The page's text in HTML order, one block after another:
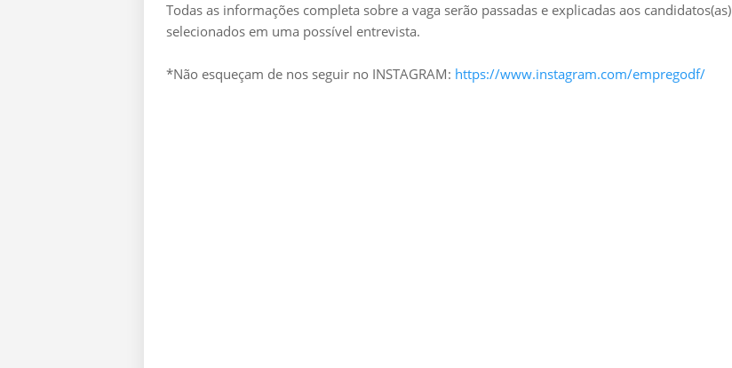
Todas as informações completa sobre a vaga serão passadas e explicadas aos candidatos(as)
selecionados em uma possível entrevista.
*Não esqueçam de nos seguir no INSTAGRAM: https://www.instagram.com/empregodf/